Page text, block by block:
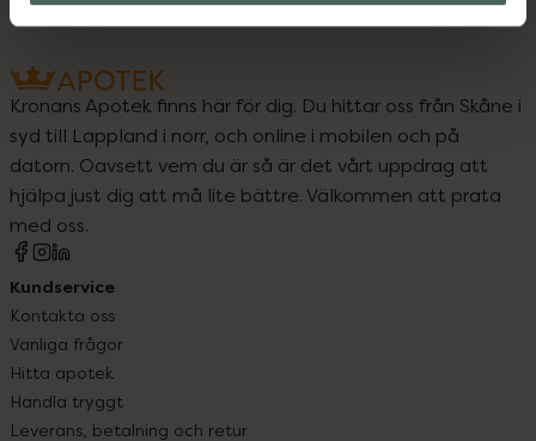
Kronans Apotek finns här för dig. Du hittar oss från Skåne i
syd till Lappland i norr, och online i mobilen och på
datorn. Oavsett vem du är så är det vårt uppdrag att
hjälpa just dig att må lite bättre. Välkommen att prata
med oss.
Kundservice
Kontakta oss
Vanliga frågor
Hitta apotek
Handla tryggt
Leverans, betalning och retur